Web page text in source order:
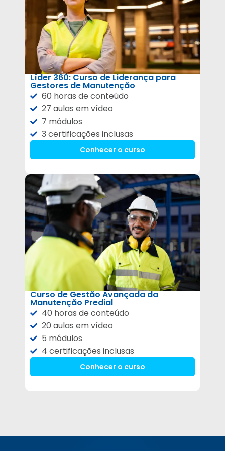
Líder 360: Curso de Liderança para
Gestores de Manutenção
60 horas de conteúdo
27 aulas em vídeo
7 módulos
3 certificações inclusas
Conhecer o curso
Curso de Gestão Avançada da
Manutenção Predial
40 horas de conteúdo
20 aulas em vídeo
5 módulos
4 certificações inclusas
Conhecer o curso